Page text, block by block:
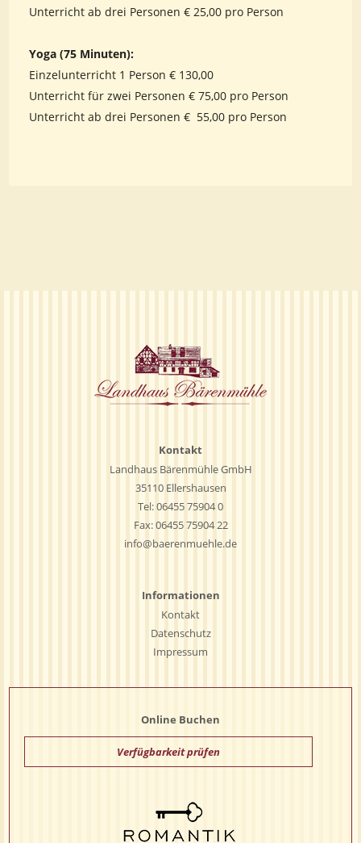
Unterricht ab drei Personen € 25,00 pro Person
Yoga (75 Minuten):
Einzelunterricht 1 Person € 130,00
Unterricht für zwei Personen € 75,00 pro Person
Unterricht ab drei Personen € 55,00 pro Person
Kontakt
Landhaus Bärenmühle GmbH
35110 Ellershausen
Tel:06455 75904 0
Fax: 06455 75904 22
info@baerenmuehle.de
Informationen
Kontakt
Datenschutz
Impressum
Online Buchen
Verfügbarkeit prüfen